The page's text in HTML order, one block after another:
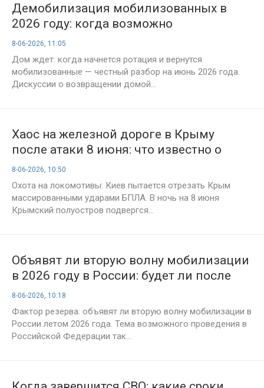
Демобилизация мобилизованных в
2026 году: когда возможно
возвращение участников СВО домой —
последние новости на 8 июня
8-06-2026, 11:05
Дом ждет: когда начнется ротация и вернутся
мобилизованные — честный разбор на июнь 2026 года.
Дискуссии о возвращении домой...
Хаос на железной дороге в Крыму
после атаки 8 июня: что известно о
погибших, задержках поездов и
последствиях удара
8-06-2026, 10:50
Охота на локомотивы: Киев пытается отрезать Крым
массированными ударами БПЛА. В ночь на 8 июня
Крымский полуостров подвергся...
Объявят ли вторую волну мобилизации
в 2026 году в России: будет ли после
выборов. Свежие новости и прогнозы
экспертов на 08.06.2026
8-06-2026, 10:18
Фактор резерва: объявят ли вторую волну мобилизации в
России летом 2026 года. Тема возможного проведения в
Российской Федерации так...